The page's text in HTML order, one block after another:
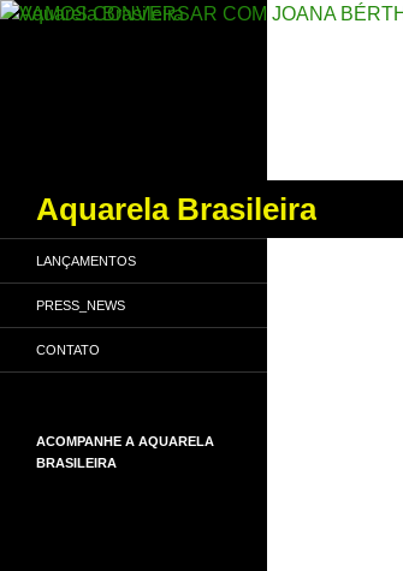
Aquarela Brasileira
LANÇAMENTOS
PRESS_NEWS
CONTATO
ACOMPANHE A AQUARELA
BRASILEIRA